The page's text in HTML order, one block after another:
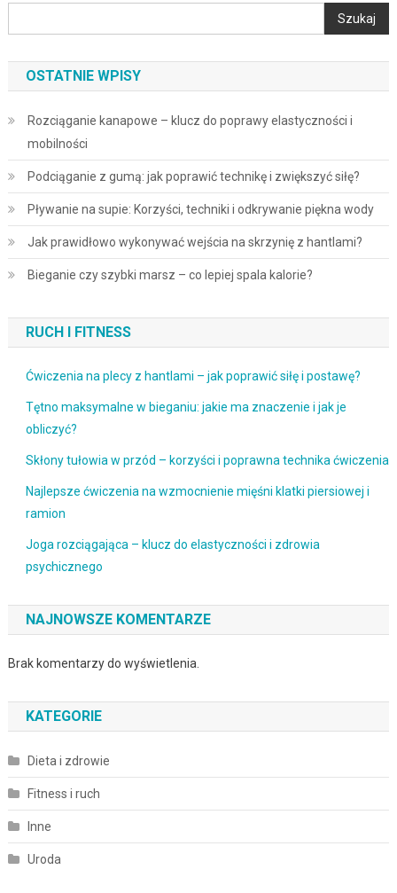
Szukaj
OSTATNIE WPISY
Rozciąganie kanapowe – klucz do poprawy elastyczności i
mobilności
Podciąganie z gumą: jak poprawić technikę i zwiększyć siłę?
Pływanie na supie: Korzyści, techniki i odkrywanie piękna wody
Jak prawidłowo wykonywać wejścia na skrzynię z hantlami?
Bieganie czy szybki marsz – co lepiej spala kalorie?
RUCH I FITNESS
Ćwiczenia na plecy z hantlami – jak poprawić siłę i postawę?
Tętno maksymalne w bieganiu: jakie ma znaczenie i jak je
obliczyć?
Skłony tułowia w przód – korzyści i poprawna technika ćwiczenia
Najlepsze ćwiczenia na wzmocnienie mięśni klatki piersiowej i
ramion
Joga rozciągająca – klucz do elastyczności i zdrowia
psychicznego
NAJNOWSZE KOMENTARZE
Brak komentarzy do wyświetlenia.
KATEGORIE
Dieta i zdrowie
Fitness i ruch
Inne
Uroda